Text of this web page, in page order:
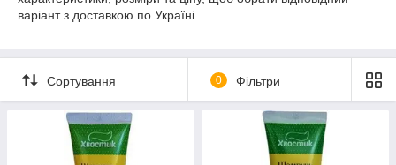
варіант з доставкою по Україні.
Сортування 0 Фільтри